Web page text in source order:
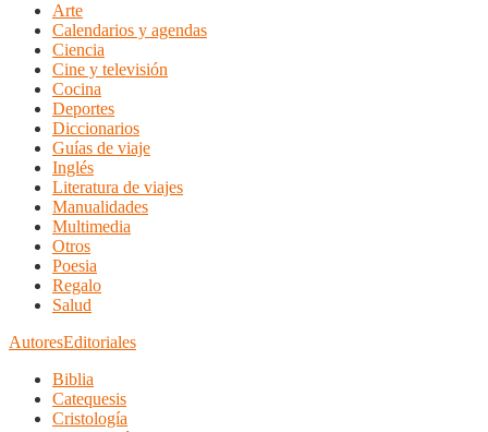
Arte
Calendarios y agendas
Ciencia
Cine y televisión
Cocina
Deportes
Diccionarios
Guías de viaje
Inglés
Literatura de viajes
Manualidades
Multimedia
Otros
Poesia
Regalo
Salud
AutoresEditoriales
Biblia
Catequesis
Cristología